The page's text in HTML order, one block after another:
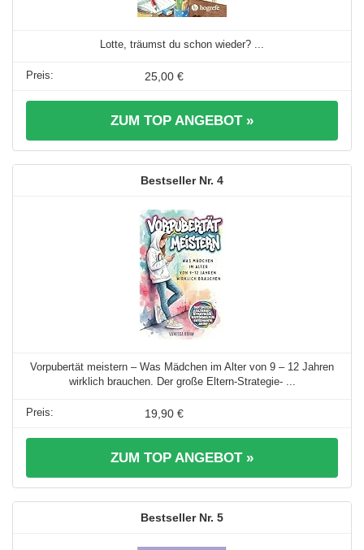
Lotte, träumst du schon wieder? ...
25,00 €
ZUM TOP ANGEBOT »
4
Vorpubertät meistern – Was Mädchen im Alter von 9 – 12 Jahren
wirklich brauchen. Der große Eltern-Strategie- ...
19,90 €
ZUM TOP ANGEBOT »
5